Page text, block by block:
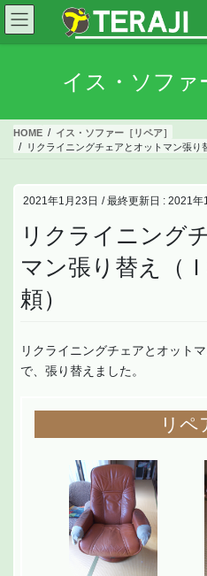
コ
ン
テ
移
ナ
ビ
ゲ
ン
イス・ソファ
HOME
イス・ソファー［リペア］
リクライニングチェアとオットマン張り
2021年1月23日 / 最終更新日 : 2021年
リクライニング
マン張り替え（
頼）
リクライニングチェアとオット
で、張り替えました。
リペ